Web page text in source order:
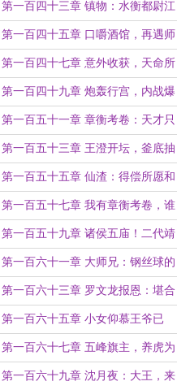
是大昭点子王
第一百四十三章 镇物：水衡都尉江
充的巫蛊桐木人
第一百四十五章 口嚼酒馆，再遇师
姐（月底求票）
第一百四十七章 意外收获，天命所
归（两章7000，求票）
第一百四十九章 炮轰行宫，内战爆
发
第一百五十一章 章衡考卷：天才只
是见我的门槛
第一百五十三章 王澄开坛，釜底抽
薪！（求票）
第一百五十五章 仙渣：得偿所愿和
生不如死（求票）
第一百五十七章 我有章衡考卷，谁
能杀我？
第一百五十九章 诸侯五庙！二代靖
海王！（两章7000求票）
第一百六十一章 大师兄：钢丝球的
花语是隐忍
第一百六十三章 罗文龙报恩：堪合
贸易，空印告身
第一百六十五章 小女仰慕王爷已
久，愿服侍左右
第一百六十七章 五峰旗主，养虎为
患！（求票）
第一百六十九章 沈月夜：大王，来